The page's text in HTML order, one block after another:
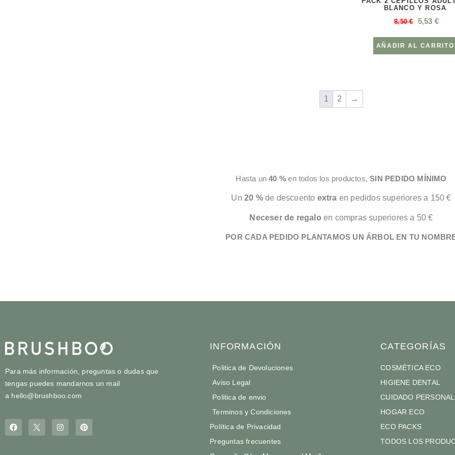
BLANCO Y ROSA
8,50€ 5,53 €
AÑADIR AL CARRITO
1 2 →
Hasta un40 % en todos los productos,SIN PEDIDO MÍNIMO
Un 20 %de descuento extra en pedidos superiores a 150 €
Neceser de regalo en compras superiores a 50 €
POR CADA PEDIDO PLANTAMOS UN ÁRBOL EN TU
Para más información, preguntas o dudas que
tengas puedes mandarnos un mail
a hello@brushboo.com
INFORMACIÓN
Politica de Devoluciones
Aviso Legal
Politica de envio
Terminos y Condiciones
Política de Privacidad
Preguntas frecuentes
CATEGORÍAS
COSMÉTICA ECO
HIGIENE DENTAL
CUIDADO PERSONAL
HOGAR ECO
ECO PACKS
TODOS LOS